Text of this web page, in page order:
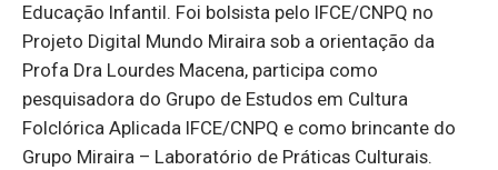
Educação Infantil. Foi bolsista pelo IFCE/CNPQ no
Projeto Digital Mundo Miraira sob a orientação da
Profa Dra Lourdes Macena, participa como
pesquisadora do Grupo de Estudos em Cultura
Folclórica Aplicada IFCE/CNPQ e como brincante do
Grupo Miraira – Laboratório de Práticas Culturais.